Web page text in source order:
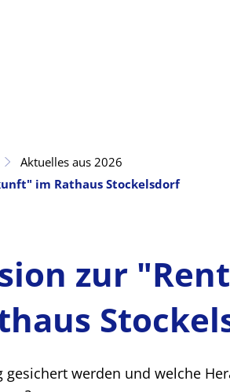
Aktuelles aus 2026
im Rathaus Stockelsdorf
zur
werden und welche